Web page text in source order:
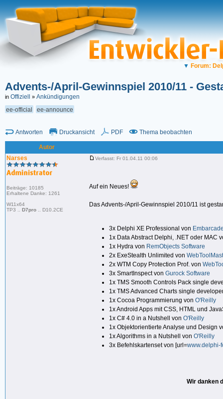
▼ Forum:
Advents-/April-Gewinnspiel 2010/11 -
in Offiziell » Ankündigungen
ee-official
ee-announce
Antworten Druckansicht PDF Thema beobachten
Autor
Narses
Beiträge: 10185
Erhaltene Danke: 1261
W11x64
TP3 .. D7pro .. D10.2CE
Verfasst: Fr 01.04.11 00:06
Auf ein Neues!
Das Advents-/April-Gewinnspiel 2010/11 ist
3x Delphi XE Professional von
1x Data Abstract Delphi, .NET oder MAC
1x Hydra von RemObjects Software
2x ExeStealth Unlimited von
2x WTM Copy Protection Prof. von
3x SmartInspect von Gurock Software
1x TMS Smooth Controls Pack single
1x TMS Advanced Charts single
1x Cocoa Programmierung von O'Reilly
1x Android Apps mit CSS, HTML und
1x C# 4.0 in a Nutshell von O'Reilly
1x Objektorientierte Analyse und Design
1x Algorithms in a Nutshell von O'Reilly
3x Befehlskartenset von [url=www.delphi-
Wir danken